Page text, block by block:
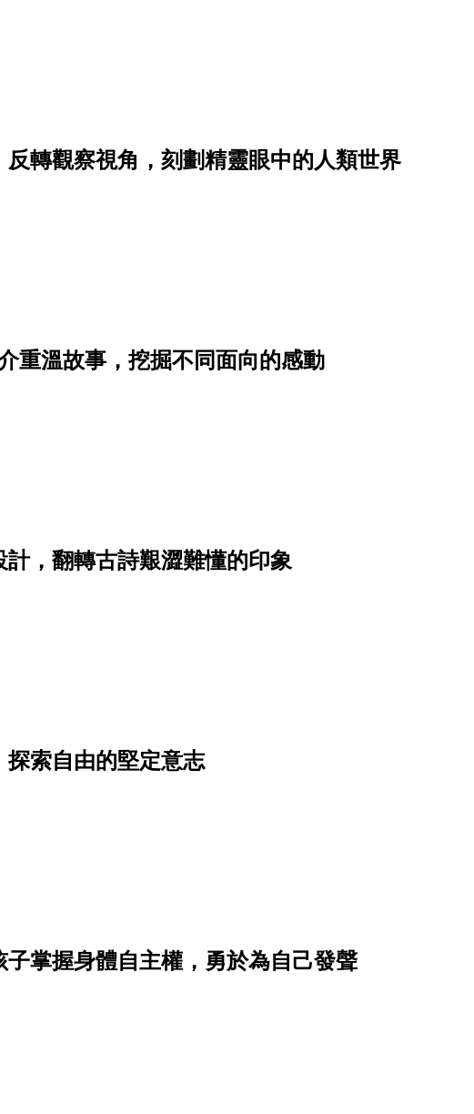
反轉觀察視角，刻劃精靈眼中的人類世界
重溫故事，挖掘不同面向的感動
計，翻轉古詩艱澀難懂的印象
索自由的堅定意志
掌握身體自主權，勇於為自己發聲